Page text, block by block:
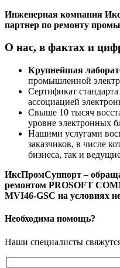
Инженерная компания
партнер по ремонту
О нас, в фактах и
Крупнейшая
промышленной
Сертификат
ассоциацией
Свыше 10 тысяч
уровне электронных
Нашими услугами
заказчиков, в числе
бизнеса, так и
ИксПромСуппорт –
ремонтом PROSOFT
MVI46-GSC на условиях
Необходима помощь?
Наши специалисты